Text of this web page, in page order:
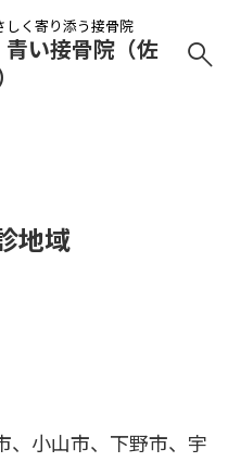
く寄り添う接骨院
い接骨院（佐
地域
、小山市、下野市、宇